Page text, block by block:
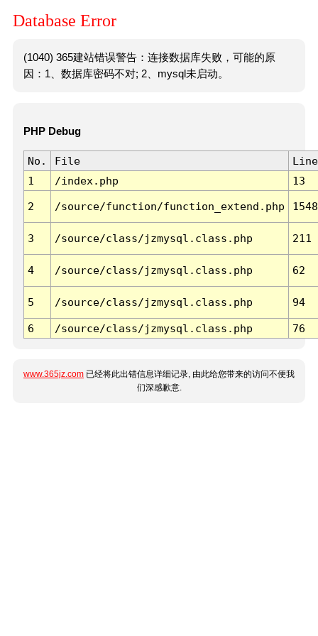
Database Error
(1040) 365建站错误警告：连接数据库失败，可能的原
因：1、数据库密码不对; 2、mysql未启动。
PHP Debug
No. File
Line
1
/index.php 13
2 /source/function/function_extend.php 1548
3 /source/class/jzmysql.class.php 211
4 /source/class/jzmysql.class.php 62
5 /source/class/jzmysql.class.php 94
6 /source/class/jzmysql.class.php 76
www.365jz.com 已经将此出错信息详细记录, 由此给您带来的访问不便我
们深感歉意.